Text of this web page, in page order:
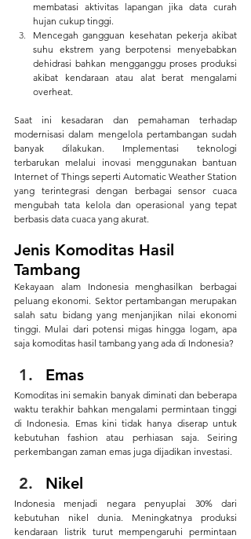
membatasi aktivitas lapangan jika data curah
hujan cukup tinggi.
Mencegah gangguan kesehatan pekerja akibat
suhu ekstrem yang berpotensi menyebabkan
dehidrasi bahkan mengganggu proses produksi
akibat kendaraan atau alat berat mengalami
overheat.
Saat ini kesadaran dan pemahaman terhadap
modernisasi dalam mengelola pertambangan sudah
banyak dilakukan. Implementasi teknologi
terbarukan melalui inovasi menggunakan bantuan
Internet of Things seperti Automatic Weather Station
yang terintegrasi dengan berbagai sensor cuaca
mengubah tata kelola dan operasional yang tepat
berbasis data cuaca yang akurat.
Jenis Komoditas Hasil
Tambang
Kekayaan alam Indonesia menghasilkan berbagai
peluang ekonomi. Sektor pertambangan merupakan
salah satu bidang yang menjanjikan nilai ekonomi
tinggi. Mulai dari potensi migas hingga logam, apa
saja komoditas hasil tambang yang ada di Indonesia?
Emas
Komoditas ini semakin banyak diminati dan beberapa
waktu terakhir bahkan mengalami permintaan tinggi
di Indonesia. Emas kini tidak hanya diserap untuk
kebutuhan fashion atau perhiasan saja. Seiring
perkembangan zaman emas juga dijadikan investasi.
Nikel
Indonesia menjadi negara penyuplai 30% dari
kebutuhan nikel dunia. Meningkatnya produksi
kendaraan listrik turut mempengaruhi permintaan